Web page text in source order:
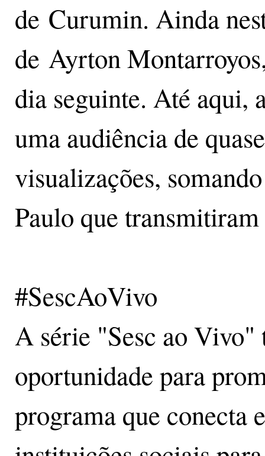
de Curumin. Ainda
de Ayrton
dia seguinte. Até aqui,
uma audiência de
visualizações,
Paulo que transmitiram
#SescAoVivo
A série "Sesc ao Vivo"
oportunidade para
programa que conecta